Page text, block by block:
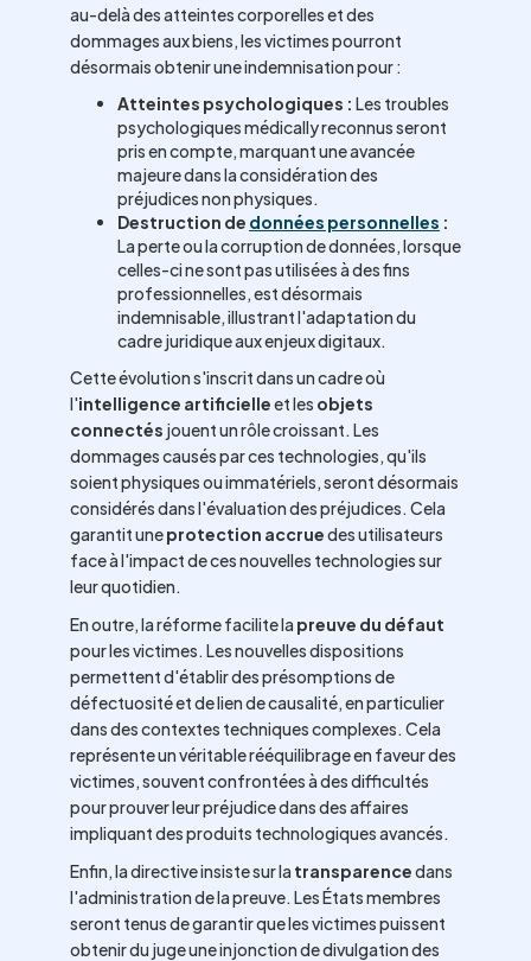
au-delà des atteintes corporelles et des
dommages aux biens, les victimes pourront
désormais obtenir une indemnisation pour :
Atteintes psychologiques : Les troubles
psychologiques médically reconnus seront
pris en compte, marquant une avancée
majeure dans la considération des
préjudices non physiques.
Destruction de données personnelles :
La perte ou la corruption de données, lorsque
celles-ci ne sont pas utilisées à des fins
professionnelles, est désormais
indemnisable, illustrant l'adaptation du
cadre juridique aux enjeux digitaux.
Cette évolution s'inscrit dans un cadre où
l'intelligence artificielleet les objets
connectés jouent un rôle croissant. Les
dommages causés par ces technologies, qu'ils
soient physiques ou immatériels, seront désormais
considérés dans l'évaluation des préjudices. Cela
garantit uneprotection accruedes utilisateurs
face à l'impact de ces nouvelles technologies sur
leur quotidien.
En outre, la réforme facilite la preuve du défaut
pour les victimes. Les nouvelles dispositions
permettent d'établir des présomptions de
défectuosité et de lien de causalité, en particulier
dans des contextes techniques complexes. Cela
représente un véritable rééquilibrage en faveur des
victimes, souvent confrontées à des difficultés
pour prouver leur préjudice dans des affaires
impliquant des produits technologiques avancés.
Enfin, la directive insiste sur la transparencedans
l'administration de la preuve. Les États membres
seront tenus de garantir que les victimes puissent
obtenir du juge une injonction de divulgation des